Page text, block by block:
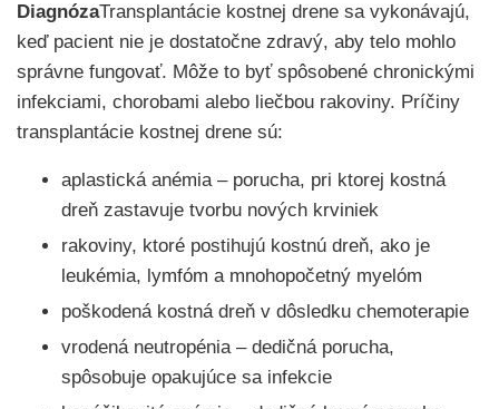
DiagnózaTransplantácie kostnej drene sa vykonávajú,
keď pacient nie je dostatočne zdravý, aby telo mohlo
správne fungovať. Môže to byť spôsobené chronickými
infekciami, chorobami alebo liečbou rakoviny. Príčiny
transplantácie kostnej drene sú:
aplastická anémia – porucha, pri ktorej kostná
dreň zastavuje tvorbu nových krviniek
rakoviny, ktoré postihujú kostnú dreň, ako je
leukémia, lymfóm a mnohopočetný myelóm
poškodená kostná dreň v dôsledku chemoterapie
vrodená neutropénia – dedičná porucha,
spôsobuje opakujúce sa infekcie